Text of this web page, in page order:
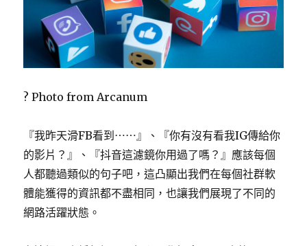
? Photo from Arcanum
『我昨天滑FB看到⋯⋯』、『你有沒有看我IG傳給你
的影片？』、『抖音這濾鏡你用過了嗎？』應該每個
人都聽過類似的句子吧，這凸顯出我們在每個社群軟
體能獲得的資訊都不盡相同，也讓我們展現了不同的
網路活躍狀態。